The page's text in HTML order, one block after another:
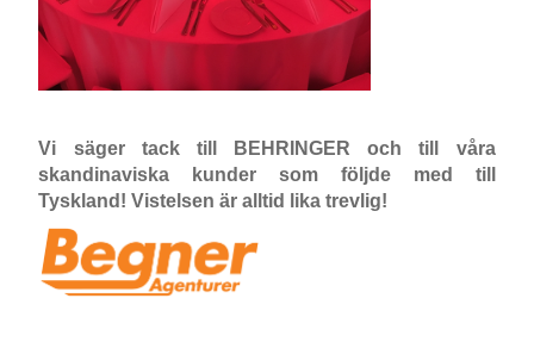
Vi säger tack till BEHRINGER och till våra
skandinaviska kunder som följde med till
Tyskland! Vistelsen är alltid lika trevlig!